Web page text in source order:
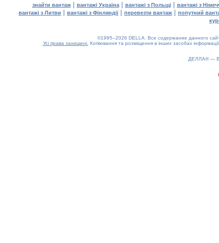
знайти вантаж| вантажі Україна| вантажі з Польщі| вантажі з
вантажі з Литви | вантажі з Фінляндії| перевезти вантаж | попутний
©1995–2026 DELLA. Все содержание данного
Усі права захищені. Копіювання та розміщення в інших засобах
ДЕЛЛА® —